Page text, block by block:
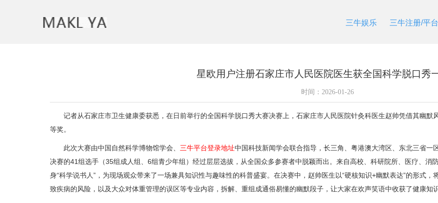
三牛娱乐 三牛注册/平
星欧用户注册石家庄市人民医院医生获全国科学脱口秀
时间： 2026-01-26
记者从石家庄市卫生健康委获悉，在日前举行的全国科学脱口秀大赛决赛上，石家庄市人民医院针灸科医生赵帅凭借其幽默
等奖。
此次大赛由中国自然科学博物馆学会、 三牛平台登录地址中国科技新闻学会联合指导，长三角、粤港澳大湾区、东北三省
决赛的41组选手（35组成人组、6组青少年组）经过层层选拔，从全国众多参赛者中脱颖而出。来自高校、科研院所、医疗、消
身“科学说书人”，为现场观众带来了一场兼具知识性与趣味性的科普盛宴。在决赛中，赵帅医生以“硬核知识+幽默表达”的形式
致疾病的风险，以及大众对体重管理的误区等专业内容，拆解、重组成通俗易懂的幽默段子，让大家在欢声笑语中收获了健康知